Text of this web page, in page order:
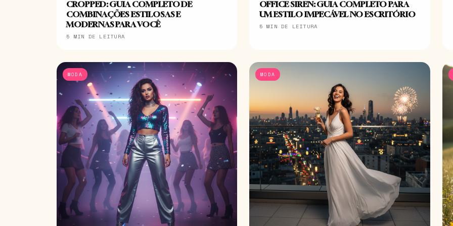
CROPPED: GUIA COMPLETO DE
COMBINAÇÕES ESTILOSAS E
MODERNAS PARA VOCÊ
5 MIN DE LEITURA
OFFICE SIREN: GUIA COMPLETO PARA
UM ESTILO IMPECÁVEL NO ESCRITÓRIO
5 MIN DE LEITURA
MODA MODA